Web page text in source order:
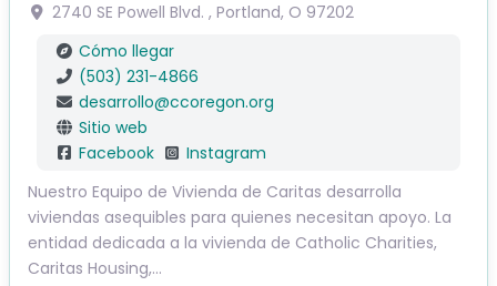
2740 SE Powell Blvd. , Portland, O 97202
Cómo llegar
(503) 231-4866
desarrollo@ccoregon.org
Sitio web
Facebook
Instagram
Nuestro Equipo de Vivienda de Caritas desarrolla
viviendas asequibles para quienes necesitan apoyo. La
entidad dedicada a la vivienda de Catholic Charities,
Caritas Housing,...